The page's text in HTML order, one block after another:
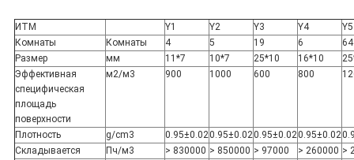
ИТМ Y1 Y2 Y3 Y4
Y5
Комнаты
Комнаты 4 5 19 6
64
Размер
мм 11*7 10*7 25*10 16*10
Эффективная
специфическая
площадь
поверхности
м2/м3 900 1000 600 800
Плотность g/cm3 0.95±0.020.95±0.020.95±0.020.95±0.02
Складывается
Пч/м3 > 830000 > 850000 > 97000 > 260000 >